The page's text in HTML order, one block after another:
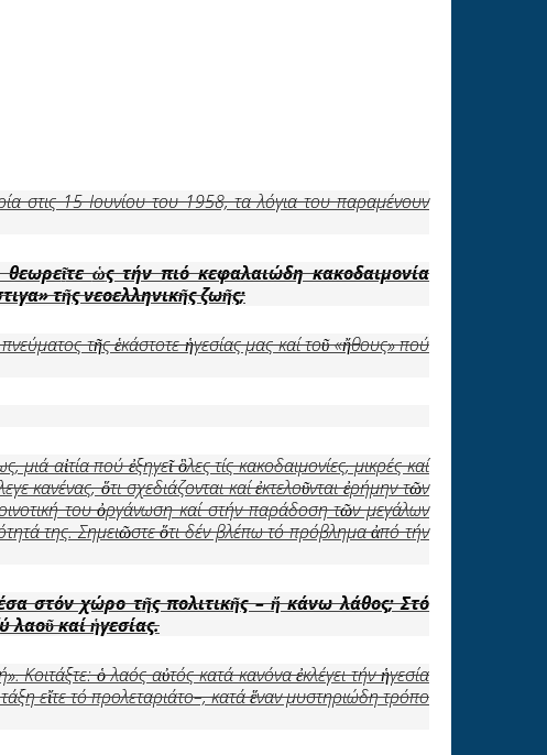
στις 15 Ιουνίου του 1958, τα λόγια του παραμένουν
θεωρεῖτεὡς τήν πιό κεφαλαιώδη κακοδαιμονία
τῆς νεοελληνικῆς ζωῆς;
τῆς ἑκάστοτε ἡγεσίας μας καί τοῦ «ἤθους» πού
αἰτία πού ἐξηγεῖ ὃλες τίς κακοδαιμονίες, μικρές καί
κανένας, ὅτι σχεδιάζονται καί ἐκτελοῦνται ἐρήμην τῶν
του ὀργάνωση καί στήν παράδοση τῶν μεγάλων
της. Σημειῶστε ὅτι δέν βλέπω τό πρόβλημα ἀπό τήν
στόν χώρο τῆς πολιτικῆς –ἤκάνω λάθος; Στό
λαοῦκαίἡγεσίας.
Κοιτάξτε: ὁ λαός αὐτός κατά κανόνα ἐκλέγει τήν ἡγεσία
εἴτε τό προλεταριάτο–, κατά ἕναν μυστηριώδη τρόπο